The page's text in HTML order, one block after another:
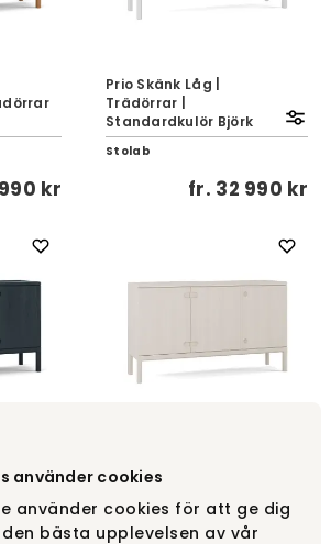
använder cookies
använder cookies för att ge dig
bästa upplevelsen av vår
kr
Prio Skänk Låg |
Trädörrar |
Standardkulör Björk
Stolab
fr. 32 990 kr
Prio Skänk Låg | Trädörrar
| Vitoljad Björk
Stolab